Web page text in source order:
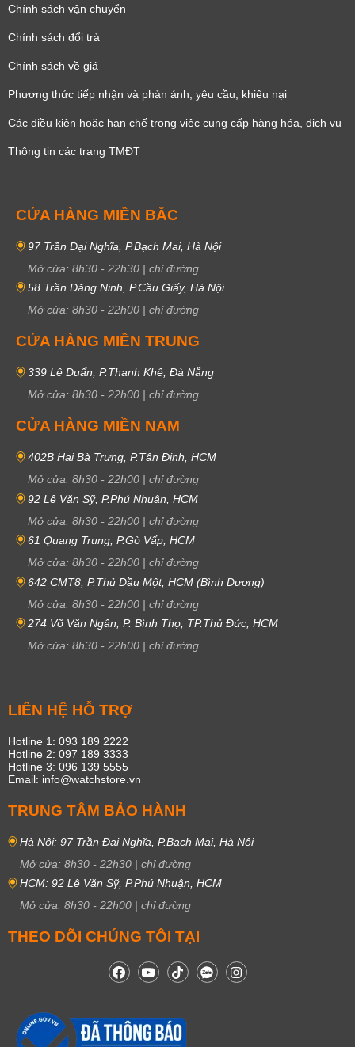
Chính sách vận chuyển
Chính sách đổi trả
Chính sách về giá
Phương thức tiếp nhận và phản ánh, yêu cầu, khiêu nại
Các điều kiện hoặc hạn chế trong việc cung cấp hàng hóa, dịch vụ
Thông tin các trang TMĐT
CỬA HÀNG MIỀN BẮC
97 Trần Đại Nghĩa, P.Bạch Mai, Hà Nội
Mở cửa: 8h30 - 22h30 | chỉ đường
58 Trần Đăng Ninh, P.Cầu Giấy, Hà Nội
Mở cửa: 8h30 - 22h00 | chỉ đường
CỬA HÀNG MIỀN TRUNG
339 Lê Duẩn, P.Thanh Khê, Đà Nẵng
Mở cửa: 8h30 - 22h00 | chỉ đường
CỬA HÀNG MIỀN NAM
402B Hai Bà Trưng, P.Tân Định, HCM
Mở cửa: 8h30 - 22h00 | chỉ đường
92 Lê Văn Sỹ, P.Phú Nhuận, HCM
Mở cửa: 8h30 - 22h00 | chỉ đường
61 Quang Trung, P.Gò Vấp, HCM
Mở cửa: 8h30 - 22h00 | chỉ đường
642 CMT8, P.Thủ Dầu Một, HCM (Bình Dương)
Mở cửa: 8h30 - 22h00 | chỉ đường
274 Võ Văn Ngân, P. Bình Thọ, TP.Thủ Đức, HCM
Mở cửa: 8h30 - 22h00 | chỉ đường
LIÊN HỆ HỖ TRỢ
Hotline 1: 093 189 2222
Hotline 2: 097 189 3333
Hotline 3: 096 139 5555
Email: info@watchstore.vn
TRUNG TÂM BẢO HÀNH
Hà Nội: 97 Trần Đại Nghĩa, P.Bạch Mai, Hà Nội
Mở cửa: 8h30 - 22h30 | chỉ đường
HCM: 92 Lê Văn Sỹ, P.Phú Nhuận, HCM
Mở cửa: 8h30 - 22h00 | chỉ đường
THEO DÕI CHÚNG TÔI TẠI